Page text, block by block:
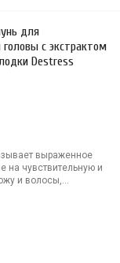
для
с экстрактом
Destress
выраженное
на чувствительную и
и волосы,...